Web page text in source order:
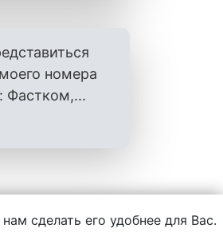
номера
Фастком,...
пользователями.
сделать его удобнее для Вас.